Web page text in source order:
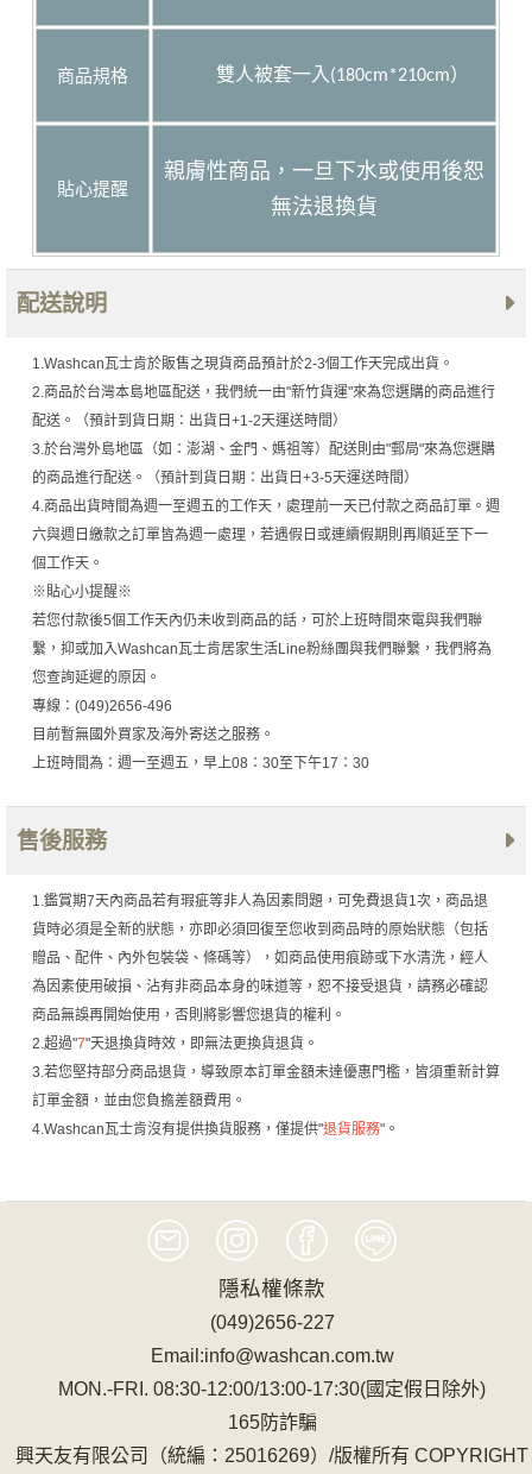
商品規格 雙人被套一入(180cm*210cm）
貼心提醒
親膚性商品，一旦下水或使用後恕
無法退換貨
配送說明
1.Washcan瓦士肯於販售之現貨商品預計於2-3個工作天完成出貨。
2.商品於台灣本島地區配送，我們統一由"新竹貨運"來為您選購的商品進行
配送。（預計到貨日期：出貨日+1-2天運送時間）
3.於台灣外島地區（如：澎湖、金門、媽祖等）配送則由"郵局"來為您選購
的商品進行配送。（預計到貨日期：出貨日+3-5天運送時間）
4.商品出貨時間為週一至週五的工作天，處理前一天已付款之商品訂單。週
六與週日繳款之訂單皆為週一處理，若遇假日或連續假期則再順延至下一
個工作天。
※貼心小提醒※
若您付款後5個工作天內仍未收到商品的話，可於上班時間來電與我們聯
繫，抑或加入Washcan瓦士肯居家生活Line粉絲團與我們聯繫，我們將為
您查詢延遲的原因。
專線：(049)2656-496
目前暫無國外買家及海外寄送之服務。
上班時間為：週一至週五，早上08：30至下午17：30
售後服務
1.鑑賞期7天內商品若有瑕疵等非人為因素問題，可免費退貨1次，商品退
貨時必須是全新的狀態，亦即必須回復至您收到商品時的原始狀態（包括
贈品、配件、內外包裝袋、條碼等），如商品使用痕跡或下水清洗，經人
為因素使用破損、沾有非商品本身的味道等，恕不接受退貨，請務必確認
商品無誤再開始使用，否則將影響您退貨的權利。
2.超過"7"天退換貨時效，即無法更換貨退貨。
3.若您堅持部分商品退貨，導致原本訂單金額未達優惠門檻，皆須重新計算
訂單金額，並由您負擔差額費用。
4.Washcan瓦士肯沒有提供換貨服務，僅提供"退貨服務"。
隱私權條款
(049)2656-227
Email:info@washcan.com.tw
MON.-FRI. 08:30-12:00/13:00-17:30(國定假日除外)
165防詐騙
興天友有限公司（統編：25016269）/版權所有 COPYRIGHT